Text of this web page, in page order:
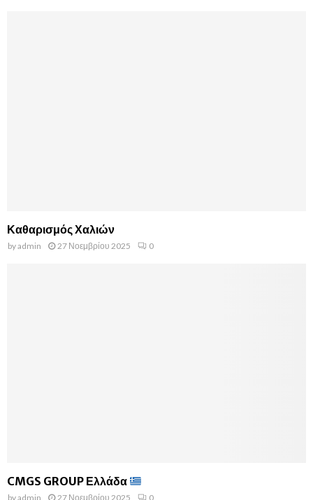
Καθαρισμός Χαλιών
byadmin 27 Νοεμβρίου 2025 0
CMGS GROUP Ελλάδα
byadmin 27 Νοεμβρίου 2025 0